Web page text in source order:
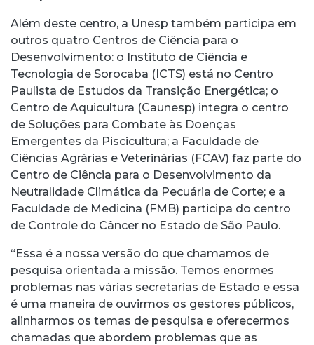
Além deste centro, a Unesp também participa em
outros quatro Centros de Ciência para o
Desenvolvimento: o Instituto de Ciência e
Tecnologia de Sorocaba (ICTS) está no Centro
Paulista de Estudos da Transição Energética; o
Centro de Aquicultura (Caunesp) integra o centro
de Soluções para Combate às Doenças
Emergentes da Piscicultura; a Faculdade de
Ciências Agrárias e Veterinárias (FCAV) faz parte do
Centro de Ciência para o Desenvolvimento da
Neutralidade Climática da Pecuária de Corte; e a
Faculdade de Medicina (FMB) participa do centro
de Controle do Câncer no Estado de São Paulo.
“Essa é a nossa versão do que chamamos de
pesquisa orientada a missão. Temos enormes
problemas nas várias secretarias de Estado e essa
é uma maneira de ouvirmos os gestores públicos,
alinharmos os temas de pesquisa e oferecermos
chamadas que abordem problemas que as